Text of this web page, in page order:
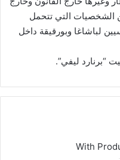
الشخصيات التي تتحمل
لباشاغا وبورقيقة داخل
“برنارد ليفي”.
With